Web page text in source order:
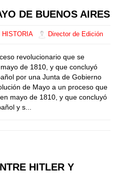
DE BUENOS AIRES
HISTORIA Director de Edición
revolucionario que se
de 1810, y que concluyó
por una Junta de Gobierno
de Mayo a un proceso que
mayo de 1810, y que concluyó
y s...
HITLER Y